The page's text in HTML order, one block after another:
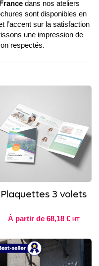
dans nos ateliers
sont disponibles en
l’accent sur la satisfaction
une impression de
respectés.
Plaquettes 3 volets
À partir de 68,18 € HT